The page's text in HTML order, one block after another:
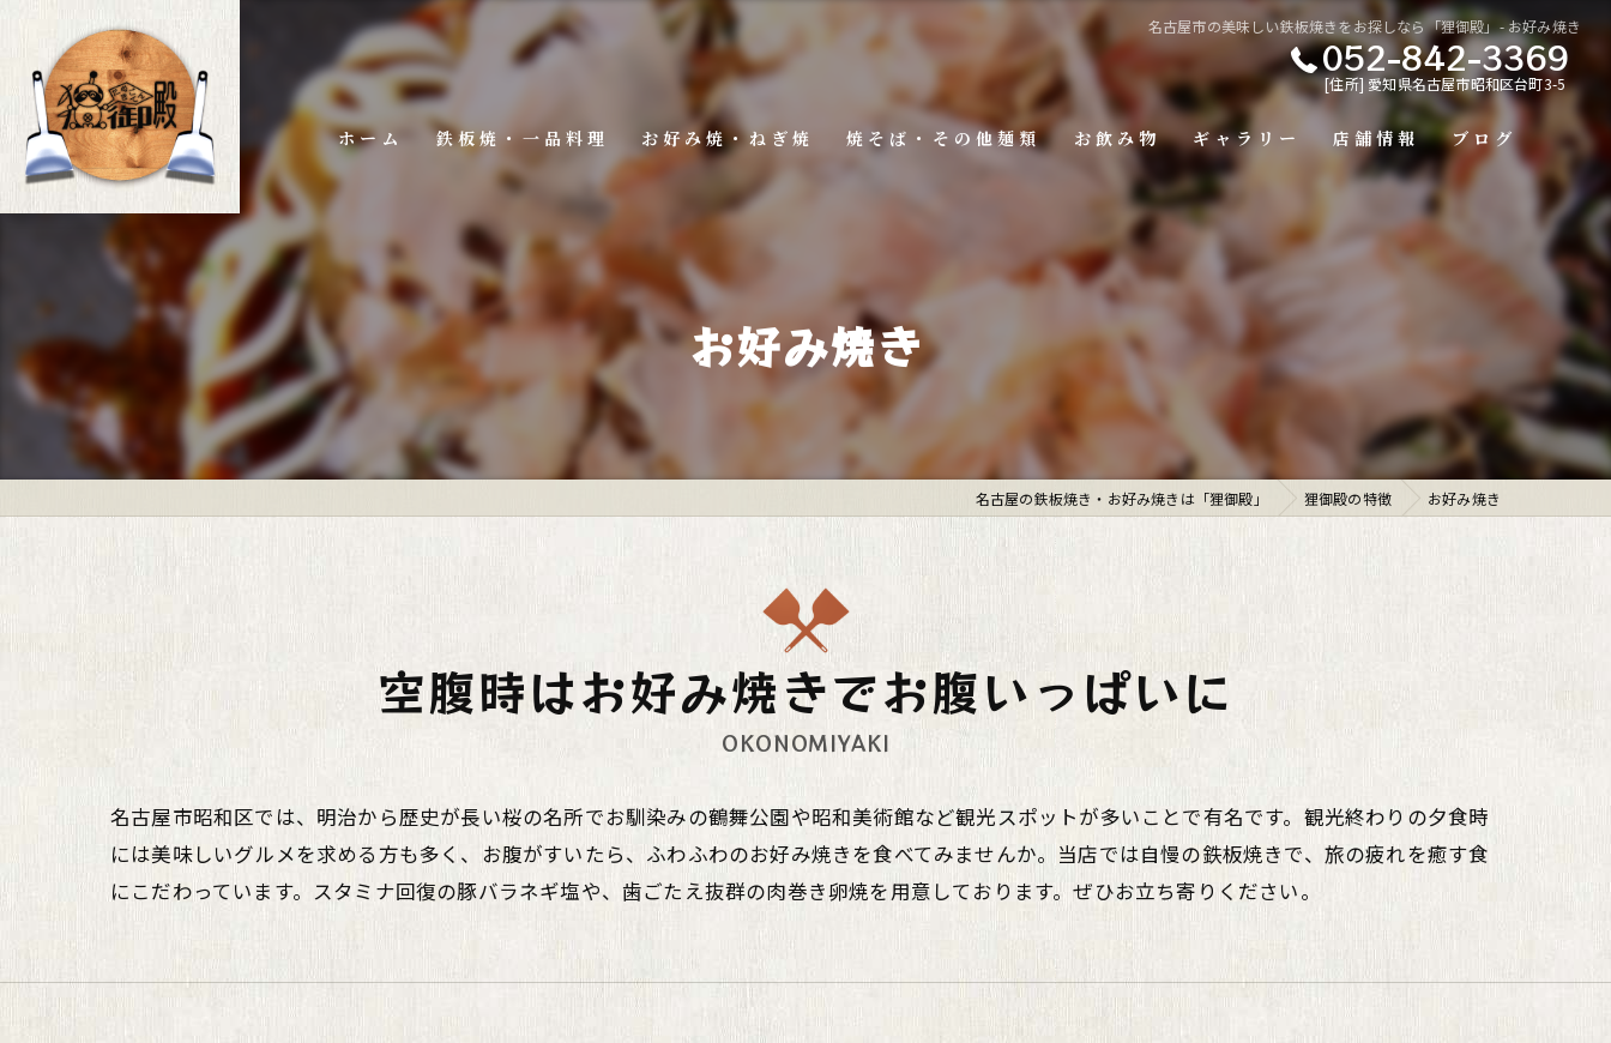
名古屋市の美味しい鉄板焼きをお探しなら「狸御殿」- お好み焼き
052-842-3369
[住所] 愛知県名古屋市昭和区台町3-5
ホーム 鉄板焼・一品料理 お好み焼・ねぎ焼 焼そば・その他麺類 お飲み物 ギャラリー 店舗情報 ブログ
お好み焼き
名古屋の鉄板焼き・お好み焼きは「狸御殿」 狸御殿の特徴 お好み焼き
空腹時はお好み焼きでお腹いっぱいに
OKONOMIYAKI
名古屋市昭和区では、明治から歴史が長い桜の名所でお馴染みの鶴舞公園や昭和美術館など観光スポットが多いことで有名です。観光終わりの夕食時
には美味しいグルメを求める方も多く、お腹がすいたら、ふわふわのお好み焼きを食べてみませんか。当店では自慢の鉄板焼きで、旅の疲れを癒す食
にこだわっています。スタミナ回復の豚バラネギ塩や、歯ごたえ抜群の肉巻き卵焼を用意しております。ぜひお立ち寄りください。